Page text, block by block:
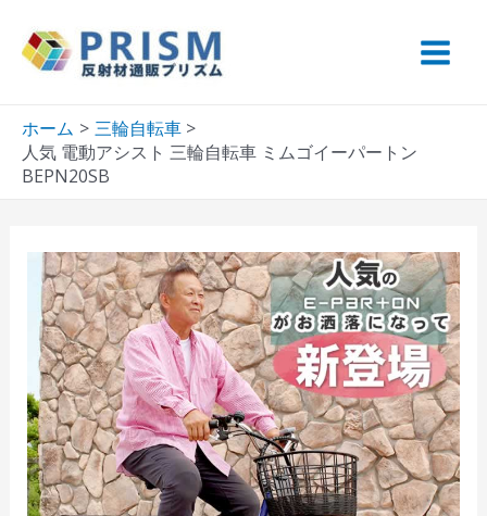
Main
ホーム
三輪自転車
人気 電動アシスト 三輪自転車 ミムゴイーパートン
BEPN20SB